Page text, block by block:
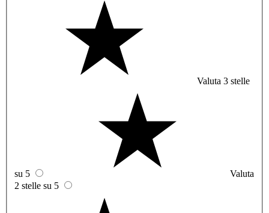
Valuta 3 stelle
su 5
Valuta
2 stelle su 5